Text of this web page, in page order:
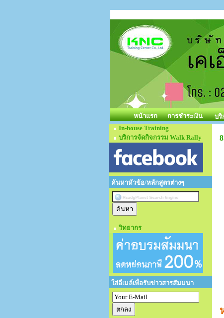
หน้าแรก การชำระเงิน บริ
In-house Training
บริการจัดกิจกรรม Walk Rally
ค้นหาหัวข้อ/หลักสูตรต่างๆ
วิทยากร
ใส่อีเมล์เพื่อรับข่าวสารสัมมนา